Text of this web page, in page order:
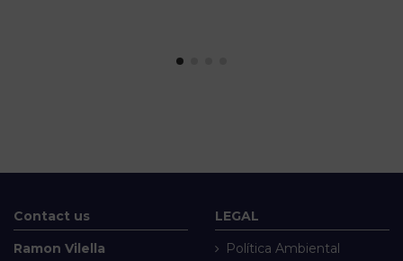
Contact us
Ramon Vilella
LEGAL
Política Ambiental